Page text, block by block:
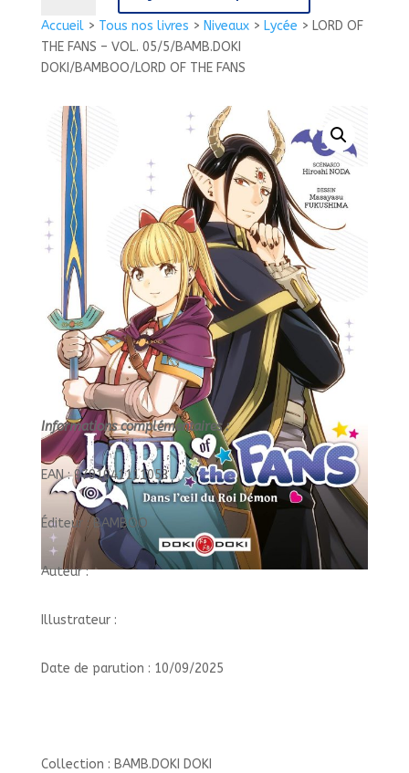
Accueil> Tous nos livres > Niveaux> Lycée > LORD OF
THE FANS – VOL. 05/5/BAMB.DOKI
DOKI/BAMBOO/LORD OF THE FANS
LORD
OF
THE
VOL.
05/5/BAMB.DOKI
DOKI/BAMBOO/LORD
FANS
Informations complémentaires :
EAN : 9791041111053
Éditeur : BAMBOO
Auteur :
Illustrateur :
Date de parution : 10/09/2025
Collection : BAMB.DOKI DOKI